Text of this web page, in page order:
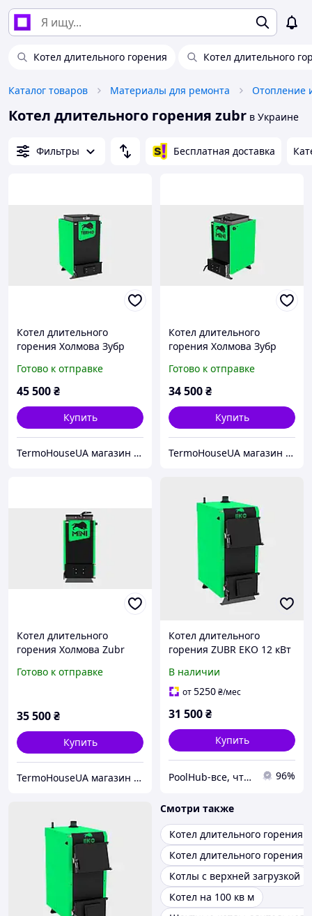
Котел длительного горения Котел длительного
Каталог товаров Материалы для ремонта Отопление
Котел длительного горения zubr в Украине
Фильтры Бесплатная доставка
Котел длительного
горения Холмова Зубр
Готово к отправке
45 500₴
Купить
TermoHouseUA магазин отопительного и климатического оборудования
Котел длительного
горения Холмова Зубр
Готово к отправке
34 500₴
Купить
TermoHouseUA магазин отопительного и климатического оборудования
Котел длительного
горения Холмова Zubr
Готово к отправке
35 500₴
Купить
TermoHouseUA магазин отопительного и климатического оборудования
Котел длительного
горения ZUBR EKO 12 кВт
В наличии
от5250₴/мес
31 500₴
Купить
PoolHub-все, что нужно для бассейнов 96%
Смотри также
Котел длительного горения
Котел длительного горения
Котлы с верхней загрузкой
Котел на 100 кв м